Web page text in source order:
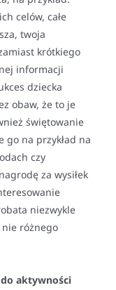
celów, całe
twoja
krótkiego
informacji
dziecka
obaw, że to je
świętowanie
go na przykład na
czy
za wysiłek
niezwykle
różnego
aktywności